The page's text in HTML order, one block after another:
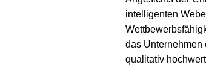
intelligenten
das Unternehmen
qualitativ